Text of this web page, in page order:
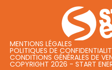
MENTIONS LÉGALES
POLITIQUES DE
CONDITIONS GÉNÉRALES DE
COPYRIGHT 2026 - START